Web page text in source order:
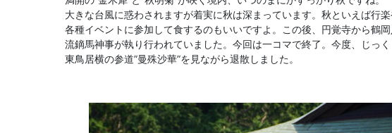
大きな台風に惑わされますが着実に秋は深まっています。秋といえば行
各種イベントに参加して食するのもいいですよ。この後、円覚寺から鶴
流鏑馬神事が執り行われていました。今回は一コマで終了。今度、じっ
東鳥居横の参道”曼殊沙華”を見ながら退散しました。